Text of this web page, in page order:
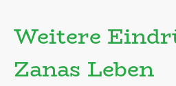
Weitere
Zanas Leben